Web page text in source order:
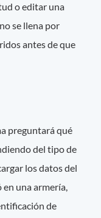
o editar una
se llena por
antes de que
preguntará qué
del tipo de
los datos del
en una armería,
de